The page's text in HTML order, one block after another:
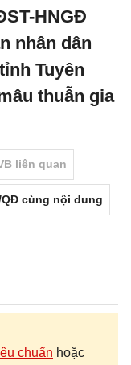
HNGĐ
nhân dân
Tuyên
thuẫn gia
liên quan
QĐ cùng nội dung
chuẩn hoặc